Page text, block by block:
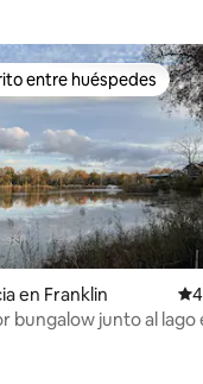
de 5; 117
en Favorito entre
entre huéspedes
en Franklin
bungalow junto al lago